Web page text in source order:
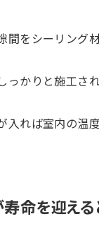
間をシーリング
っかりと施工さ
入れば室内の温
命を迎える